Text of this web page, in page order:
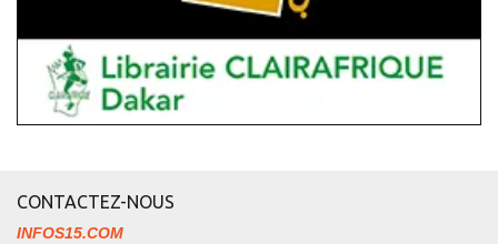
CONTACTEZ-NOUS
INFOS15.COM